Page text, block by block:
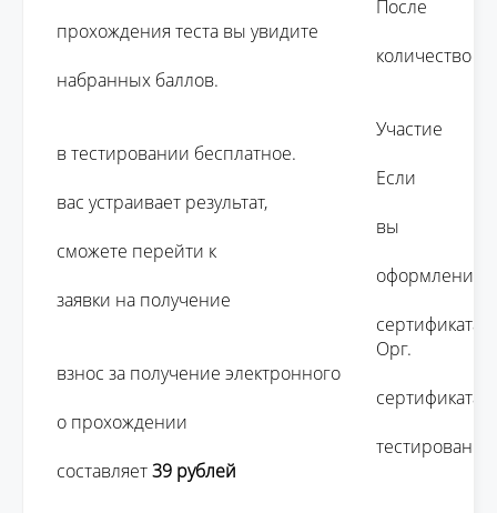
прохождения теста вы увидите
набранных баллов.
в тестировании бесплатное.
вас устраивает результат,
сможете перейти к
заявки на получение
взнос за получение электронного
о прохождении
составляет 39 рублей